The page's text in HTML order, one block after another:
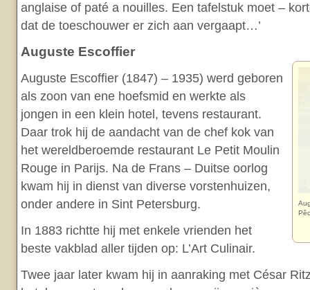
anglaise of paté a nouilles. Een tafelstuk moet –
dat de toeschouwer er zich aan vergaapt…’
Auguste Escoffier
Auguste Escoffier (1847) – 1935) werd geboren
als zoon van ene hoefsmid en werkte als
jongen in een klein hotel, tevens restaurant.
Daar trok hij de aandacht van de chef kok van
het wereldberoemde restaurant Le Petit Moulin
Rouge in Parijs. Na de Frans – Duitse oorlog
kwam hij in dienst van diverse vorstenhuizen,
onder andere in Sint Petersburg.
In 1883 richtte hij met enkele vrienden het
beste vakblad aller tijden op: L’Art Culinair.
Twee jaar later kwam hij in aanraking met César